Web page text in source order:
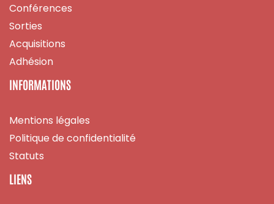
Conférences
Sorties
Acquisitions
Adhésion
INFORMATIONS
Mentions légales
Politique de confidentialité
Statuts
LIENS